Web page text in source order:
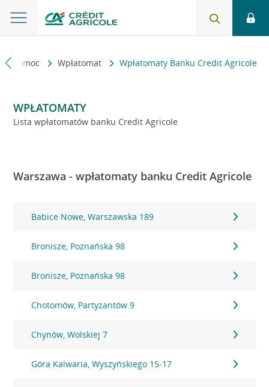
i pomoc Wpłatomat Wpłatomaty Banku Credit Agricole
WPŁATOMATY
Lista wpłatomatów banku Credit Agricole
Warszawa - wpłatomaty banku Credit Agricole
Babice Nowe, Warszawska 189
Bronisze, Poznańska 98
Bronisze, Poznańska 98
Chotomów, Partyzantów 9
Chynów, Wolskiej 7
Góra Kalwaria, Wyszyńskiego 15-17